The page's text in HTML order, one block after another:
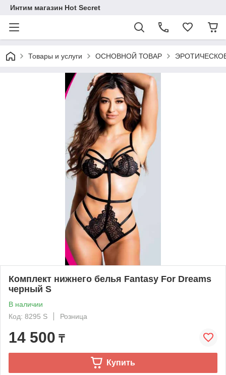
Интим магазин Hot Secret
Товары и услуги ОСНОВНОЙ ТОВАР
Комплект нижнего белья Fantasy For Dreams
черный S
В наличии
Код: 8295 S
Розница
14 500 ₸
Купить